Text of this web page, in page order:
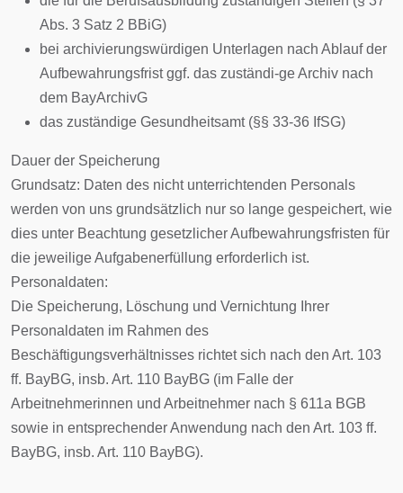
Abs. 3 Satz 2 BBiG)
bei archivierungswürdigen Unterlagen nach Ablauf der
Aufbewahrungsfrist ggf. das zuständi-ge Archiv nach
dem BayArchivG
das zuständige Gesundheitsamt (§§ 33-36 IfSG)
Dauer der Speicherung
Grundsatz: Daten des nicht unterrichtenden Personals
werden von uns grundsätzlich nur so lange gespeichert, wie
dies unter Beachtung gesetzlicher Aufbewahrungsfristen für
die jeweilige Aufgabenerfüllung erforderlich ist.
Personaldaten:
Die Speicherung, Löschung und Vernichtung Ihrer
Personaldaten im Rahmen des
Beschäftigungsverhältnisses richtet sich nach den Art. 103
ff. BayBG, insb. Art. 110 BayBG (im Falle der
Arbeitnehmerinnen und Arbeitnehmer nach § 611a BGB
sowie in entsprechender Anwendung nach den Art. 103 ff.
BayBG, insb. Art. 110 BayBG).